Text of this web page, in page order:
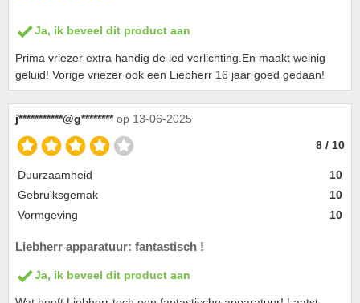
Ja, ik beveel dit product aan
Prima vriezer extra handig de led verlichting.En maakt weinig
geluid! Vorige vriezer ook een Liebherr 16 jaar goed gedaan!
j***********@g******** op 13-06-2025
8 / 10
Duurzaamheid
10
Gebruiksgemak
10
Vormgeving
10
Liebherr apparatuur: fantastisch !
Ja, ik beveel dit product aan